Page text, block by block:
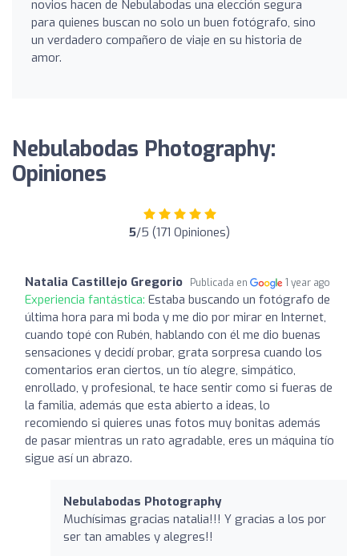
novios hacen de Nebulabodas una elección segura
para quienes buscan no solo un buen fotógrafo, sino
un verdadero compañero de viaje en su historia de
amor.
Nebulabodas Photography:
Opiniones
5/5 (171 Opiniones)
Natalia Castillejo Gregorio Publicada en 1 year ago
Experiencia fantástica: Estaba buscando un fotógrafo de
última hora para mi boda y me dio por mirar en Internet,
cuando topé con Rubén, hablando con él me dio buenas
sensaciones y decidí probar, grata sorpresa cuando los
comentarios eran ciertos, un tío alegre, simpático,
enrollado, y profesional, te hace sentir como si fueras de
la familia, además que esta abierto a ideas, lo
recomiendo si quieres unas fotos muy bonitas además
de pasar mientras un rato agradable, eres un máquina tío
sigue así un abrazo.
Nebulabodas Photography
Muchísimas gracias natalia!!! Y gracias a los por
ser tan amables y alegres!!